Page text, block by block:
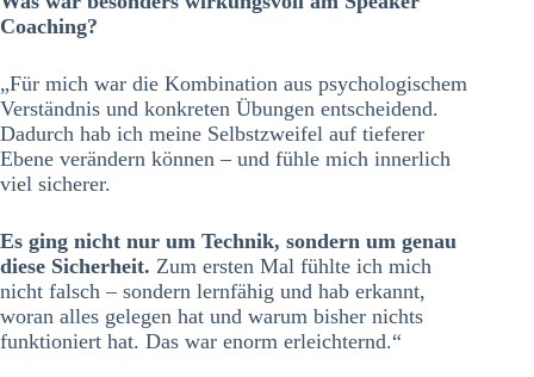
Coaching?
„Für mich war die Kombination aus psychologischem
Verständnis und konkreten Übungen entscheidend.
Dadurch hab ich meine Selbstzweifel auf tieferer
Ebene verändern können – und fühle mich innerlich
viel sicherer.
Es ging nicht nur um Technik, sondern um genau
diese Sicherheit. Zum ersten Mal fühlte ich mich
nicht falsch – sondern lernfähig und hab erkannt,
woran alles gelegen hat und warum bisher nichts
funktioniert hat. Das war enorm erleichternd.“